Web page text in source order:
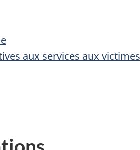
aux services aux victimes